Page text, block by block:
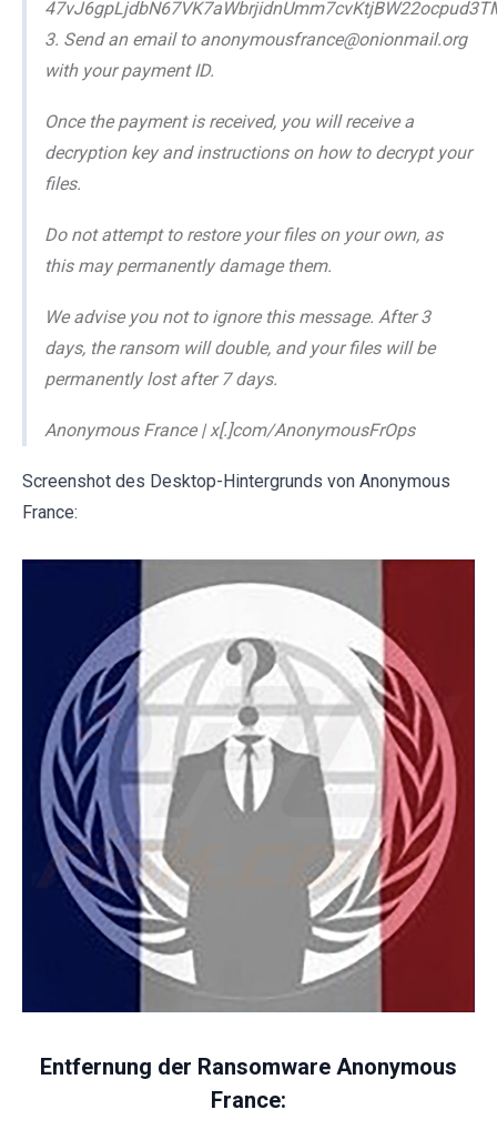
3. Send an email to anonymousfrance@onionmail.org
with your payment ID.
Once the payment is received, you will receive a
decryption key and instructions on how to decrypt your
files.
Do not attempt to restore your files on your own, as
this may permanently damage them.
We advise you not to ignore this message. After 3
days, the ransom will double, and your files will be
permanently lost after 7 days.
Anonymous France | x[.]com/AnonymousFrOps
Screenshot des Desktop-Hintergrunds von Anonymous
France:
Entfernung der Ransomware Anonymous
France: